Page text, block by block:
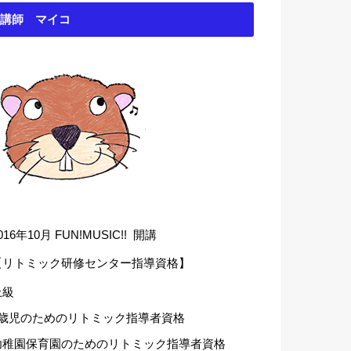
講師 マイコ
年10月 FUN!MUSIC!! 開講
トミック研修センター指導資格】
児のためのリトミック指導者資格
稚園保育園のためのリトミック指導者資格